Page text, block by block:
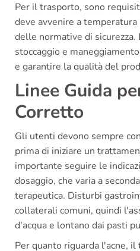
Per il trasporto, sono
deve avvenire a
delle normative di
stoccaggio e
e garantire la qualità del
Linee Guida
Corretto
Gli utenti devono sempre
prima di iniziare un
importante seguire le
dosaggio, che varia a
terapeutica. Disturbi
collaterali comuni, quindi
d'acqua e lontano dai pasti
Per quanto riguarda l'acne,